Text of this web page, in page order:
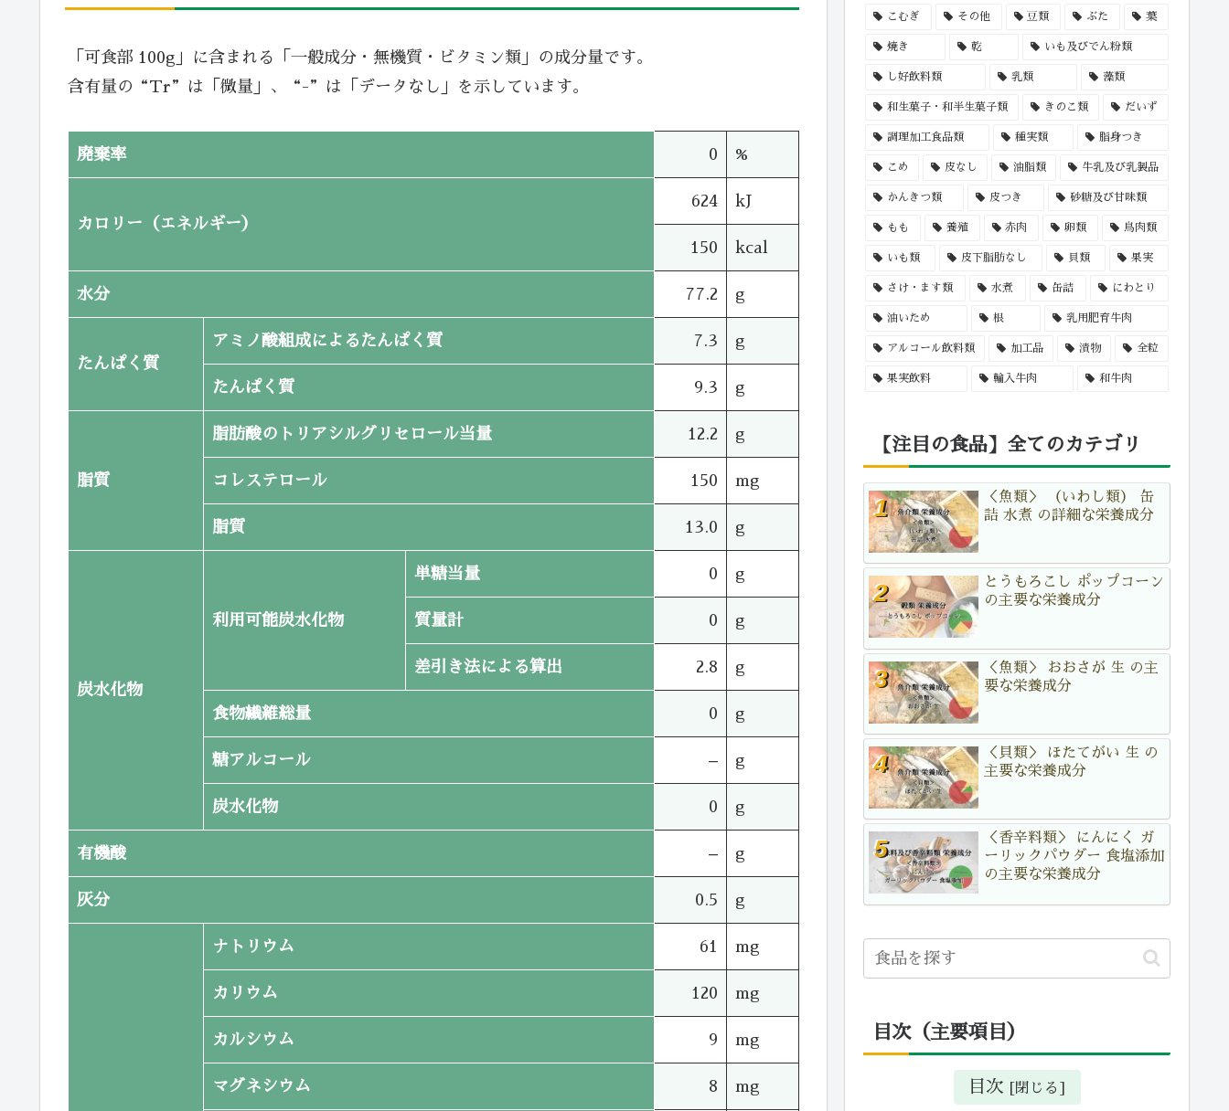
「可食部 100g」に含まれる「一般成分・無機質・ビタミン類」の成分量です。
含有量の“Tr”は「微量」、“-”は「データなし」を示しています。
廃棄率 0 %
カロリー（エネルギー）
624 kJ
150 kcal
水分 77.2 g
たんぱく質
アミノ酸組成によるたんぱく質 7.3 g
たんぱく質 9.3 g
脂質
脂肪酸のトリアシルグリセロール当量 12.2 g
コレステロール 150 mg
脂質 13.0 g
炭水化物
利用可能炭水化物
単糖当量 0 g
質量計 0 g
差引き法による算出 2.8 g
食物繊維総量 0 g
糖アルコール – g
炭水化物 0 g
有機酸 – g
灰分 0.5 g
ナトリウム 61 mg
カリウム 120 mg
カルシウム 9 mg
マグネシウム 8 mg
こむぎ その他 豆類 ぶた 葉
焼き 乾 いも及びでん粉類
し好飲料類 乳類 藻類
和生菓子・和半生菓子類 きのこ類 だいず
調理加工食品類 種実類 脂身つき
こめ 皮なし 油脂類 牛乳及び乳製品
かんきつ類 皮つき 砂糖及び甘味類
もも 養殖 赤肉 卵類 鳥肉類
いも類 皮下脂肪なし 貝類 果実
さけ・ます類 水煮 缶詰 にわとり
油いため 根 乳用肥育牛肉
アルコール飲料類 加工品 漬物 全粒
果実飲料 輸入牛肉 和牛肉
【注目の食品】全てのカテゴリ
＜魚類＞ （いわし類） 缶
詰 水煮 の詳細な栄養成分
とうもろこし ポップコーン
の主要な栄養成分
＜魚類＞ おおさが 生 の主
要な栄養成分
＜貝類＞ ほたてがい 生 の
主要な栄養成分
＜香辛料類＞ にんにく ガ
ーリックパウダー 食塩添加
の主要な栄養成分
目次（主要項目）
目次